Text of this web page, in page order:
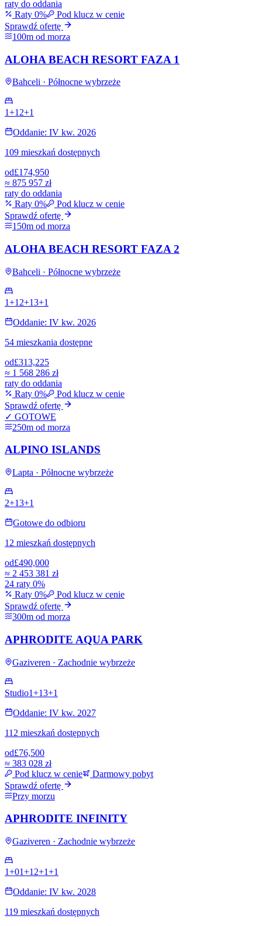
raty do oddania
Raty 0%
Pod klucz w cenie
Sprawdź ofertę
100m od morza
ALOHA BEACH RESORT FAZA 1
Bahceli · Północne wybrzeże
1+1 2+1
Oddanie: IV kw. 2026
109 mieszkań dostępnych
od£174,950
≈ 875 957 zł
raty do oddania
Raty 0%
Pod klucz w cenie
Sprawdź ofertę
150m od morza
ALOHA BEACH RESORT FAZA 2
Bahceli · Północne wybrzeże
1+1 2+13+1
Oddanie: IV kw. 2026
54 mieszkania dostępne
od£313,225
≈ 1 568 286 zł
raty do oddania
Raty 0%
Pod klucz w cenie
Sprawdź ofertę
✓ GOTOWE
250m od morza
ALPINO ISLANDS
Lapta · Północne wybrzeże
2+13+1
Gotowe do odbioru
12 mieszkań dostępnych
od£490,000
≈ 2 453 381 zł
24 raty 0%
Raty 0%
Pod klucz w cenie
Sprawdź ofertę
300m od morza
APHRODITE AQUA PARK
Gaziveren · Zachodnie wybrzeże
Studio1+13+1
Oddanie: IV kw. 2027
112 mieszkań dostępnych
od£76,500
≈ 383 028 zł
Pod klucz w cenie
Darmowy pobyt
Sprawdź ofertę
Przy morzu
APHRODITE INFINITY
Gaziveren · Zachodnie wybrzeże
1+01+1 2+1+1
Oddanie: IV kw. 2028
119 mieszkań dostępnych